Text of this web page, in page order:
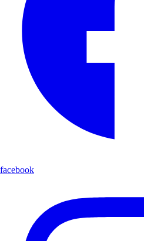
facebook